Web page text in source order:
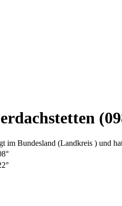
im Bundesland (Landkreis ) und